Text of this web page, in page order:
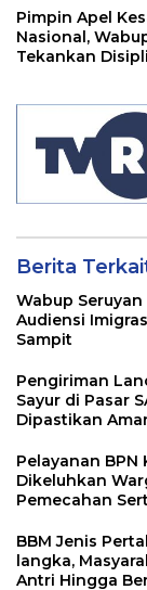
Pimpin Apel
Nasional,
Tekankan
Berita
Wabup Seruyan
Audiensi
Sampit
Pengiriman
Sayur di Pasar
Dipastikan
Pelayanan BPN
Dikeluhkan
Pemecahan
BBM Jenis
langka,
Antri Hingga